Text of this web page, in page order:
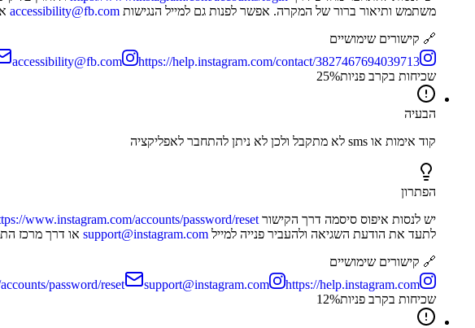
משתמש ותיאור ברור של המקרה. אפשר לפנות גם למייל הנגישות accessibility@fb.com
🔗 קישורים שימושיים
accessibility@fb.com
https://help.instagram.com/contact/3827467694039713
שכיחות בקרב פניות
25%
הבעיה
קוד אימות או sms לא מתקבל ולכן לא ניתן להתחבר לאפליקציה
הפתרון
יש לנסות איפוס סיסמה דרך הקישורwww.instagram.com/accounts/password/reset
לתעד את הודעת השגיאה ולהעביר פנייה למייל support@instagram.com או דרך מרכז
🔗 קישורים שימושיים
password/reset
support@instagram.com
https://help.instagram.com
שכיחות בקרב פניות
12%